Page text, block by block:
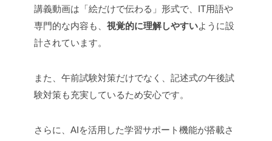
講義動画は「絵だけで伝わる」形式で、IT用語や
専門的な内容も、 視覚的に理解しやすいように設
計されています。
また、午前試験対策だけでなく、記述式の午後試
験対策も充実しているため安心です。
さらに、AIを活用した学習サポート機能が搭載さ